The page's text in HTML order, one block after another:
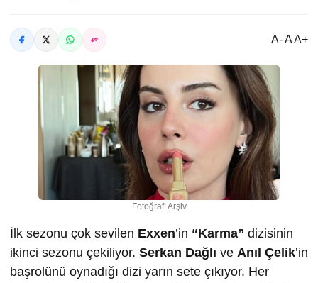
A- A A+
Fotoğraf: Arşiv
İlk sezonu çok sevilen Exxen’in “Karma” dizisinin
ikinci sezonu çekiliyor. Serkan Dağlı ve Anıl Çelik’in
başrolünü oynadığı dizi yarın sete çıkıyor. Her